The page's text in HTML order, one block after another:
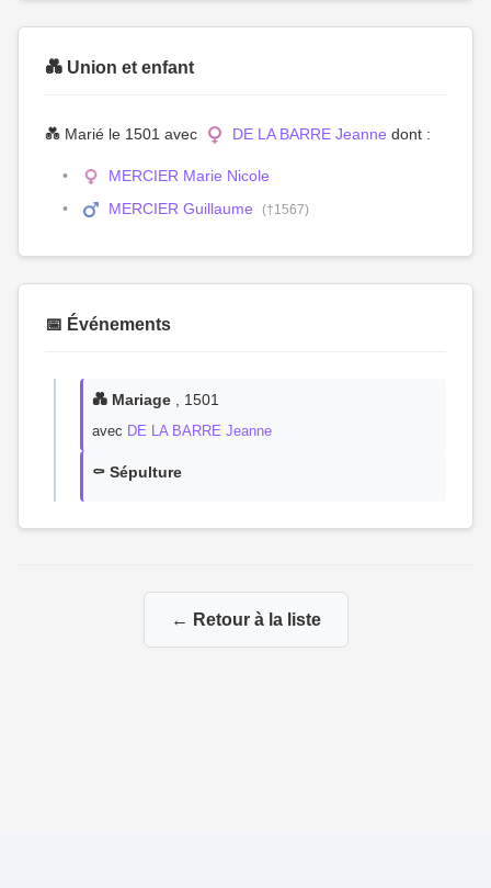
💑 Union et enfant
💑 Marié le 1501 avec DE LA BARRE Jeanne dont :
MERCIER Marie Nicole
MERCIER Guillaume
(†1567)
📅 Événements
💑 Mariage , 1501
avec DE LA BARRE Jeanne
⚰️ Sépulture
← Retour à la liste